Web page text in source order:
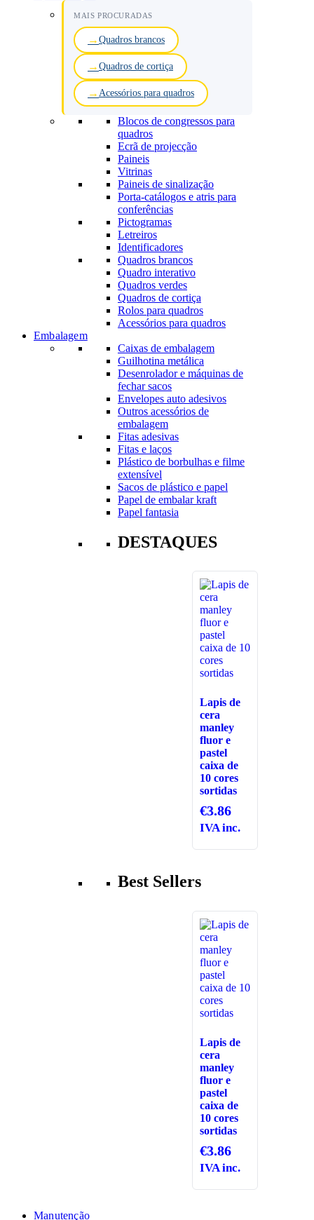
MAIS PROCURADAS
Quadros brancos
Quadros de cortiça
Acessórios para quadros
Blocos de congressos para
quadros
Ecrã de projecção
Paineis
Vitrinas
Paineis de sinalização
Porta-catálogos e atris para
conferências
Pictogramas
Letreiros
Identificadores
Quadros brancos
Quadro interativo
Quadros verdes
Quadros de cortiça
Rolos para quadros
Acessórios para quadros
Embalagem
Caixas de embalagem
Guilhotina metálica
Desenrolador e máquinas de
fechar sacos
Envelopes auto adesivos
Outros acessórios de
embalagem
Fitas adesivas
Fitas e laços
Plástico de borbulhas e filme
extensível
Sacos de plástico e papel
Papel de embalar kraft
Papel fantasia
DESTAQUES
Lapis de
cera
manley
fluor e
pastel
caixa de
10 cores
sortidas
€3.86
IVA inc.
Best Sellers
Lapis de
cera
manley
fluor e
pastel
caixa de
10 cores
sortidas
€3.86
IVA inc.
Manutenção